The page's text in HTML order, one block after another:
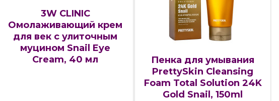
3W CLINIC
Омолаживающий крем
для век с улиточным
муцином Snail Eye
Cream, 40 мл
Пенка для умывания
PrettySkin Cleansing
Foam Total Solution 24K
Gold Snail, 150ml